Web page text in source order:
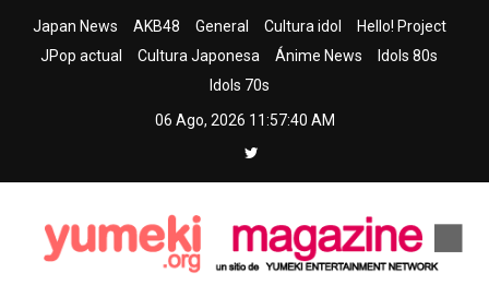
Japan News AKB48 General Cultura idol
Hello! Project
JPop actual
Cultura Japonesa Ánime News
Idols 80s
Idols 70s
06 Ago, 2026 11:57:41 AM